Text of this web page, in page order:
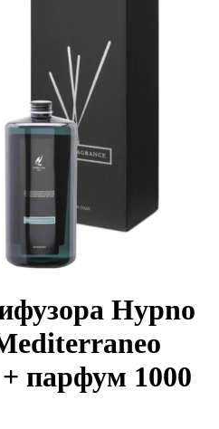
Hypno
парфум 1000